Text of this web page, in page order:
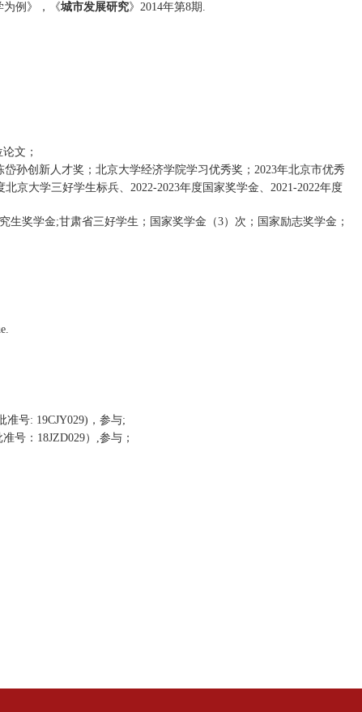
例 》，《城市发展研究》 2014年第8期 .
论文 ；
岱孙创新人才奖； 北京大学经济学院学习优秀奖 ； 2023年北京市优秀
北京大学三好学生标兵、 2022-2023年度国家奖学金、 2021-2022年度
生奖学金;甘肃省三好学生；国家奖学金 （3）次 ； 国家励志奖学金；
准号: 19CJY029) ， 参与;
准号： 18JZD029） ,参与；